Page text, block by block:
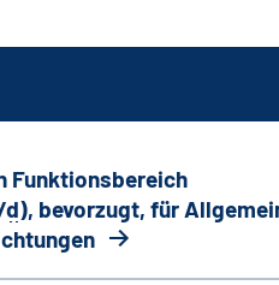
Funktionsbereich
d), bevorzugt, für